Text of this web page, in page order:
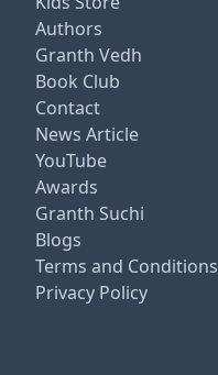
Authors
Granth Vedh
Book Club
Contact
News Article
YouTube
Awards
Granth Suchi
Blogs
Terms and Conditions
Privacy Policy